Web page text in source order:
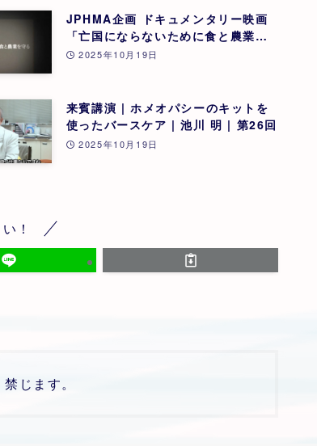
JPHMA企画 ドキュメンタリー映画
「亡国にならないために食と農業を
守る」 | 第26回
2025年10月19日
来賓講演 | ホメオパシーのキットを
使ったバースケア | 池川 明 | 第26回
2025年10月19日
！
じます。